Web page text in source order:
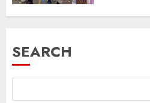
SEARCH